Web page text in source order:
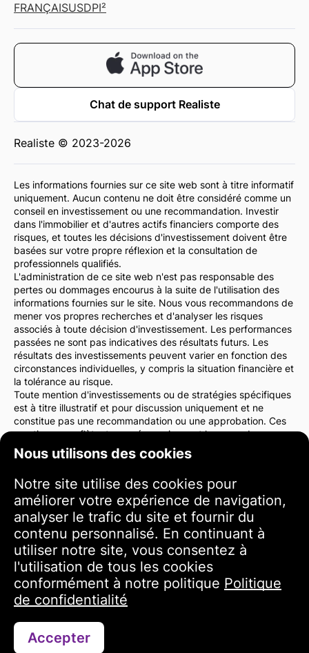
Nous utilisons des cookies
Notre site utilise des cookies pour
améliorer votre expérience de navigation,
analyser le trafic du site et fournir du
contenu personnalisé. En continuant à
utiliser notre site, vous consentez à
l'utilisation de tous les cookies
conformément à notre politique Politique
de confidentialité
Accepter
FRANÇAISUSDPI²
Chat de support Realiste
Realiste © 2023-2026
Les informations fournies sur ce site web sont à titre informatif
uniquement. Aucun contenu ne doit être considéré comme un
conseil en investissement ou une recommandation. Investir
dans l'immobilier et d'autres actifs financiers comporte des
risques, et toutes les décisions d'investissement doivent être
basées sur votre propre réflexion et la consultation de
professionnels qualifiés.
L'administration de ce site web n'est pas responsable des
pertes ou dommages encourus à la suite de l'utilisation des
informations fournies sur le site. Nous vous recommandons de
mener vos propres recherches et d'analyser les risques
associés à toute décision d'investissement. Les performances
passées ne sont pas indicatives des résultats futurs. Les
résultats des investissements peuvent varier en fonction des
circonstances individuelles, y compris la situation financière et
la tolérance au risque.
Toute mention d'investissements ou de stratégies spécifiques
est à titre illustratif et pour discussion uniquement et ne
constitue pas une recommandation ou une approbation. Ces
mentions ne reflètent pas nécessairement les vues de
l'administration du site web.
Nous vous conseillons vivement de consulter un conseiller
d'investissement. Vous êtes seul responsable de vos actions
d'investissement et des risques qui y sont associés.
En utilisant ce site web, vous acceptez que l'administration du
site web ne soit pas responsable des pertes ou dommages
directs ou indirects résultant de l'utilisation des informations
fournies sur le site.
Veuillez faire preuve de prudence et de soin lorsque vous
prenez des décisions d'investissement.
Conditions d'utilisation